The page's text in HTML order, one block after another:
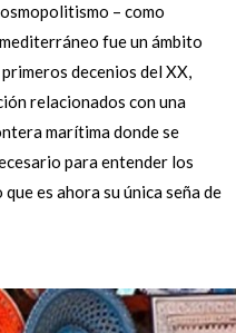
– como
fue un ámbito
decenios del XX,
relacionados con una
marítima donde se
para entender los
es ahora su única seña de